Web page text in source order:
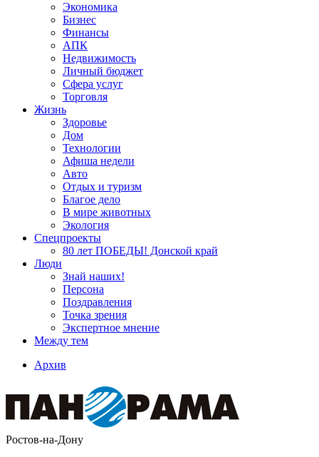
Экономика
Бизнес
Финансы
АПК
Недвижимость
Личный бюджет
Сфера услуг
Торговля
Жизнь
Здоровье
Дом
Технологии
Афиша недели
Авто
Отдых и туризм
Благое дело
В мире животных
Экология
Спецпроекты
80 лет ПОБЕДЫ! Донской край
Люди
Знай наших!
Персона
Поздравления
Точка зрения
Экспертное мнение
Между тем
Архив
Ростов-на-Дону